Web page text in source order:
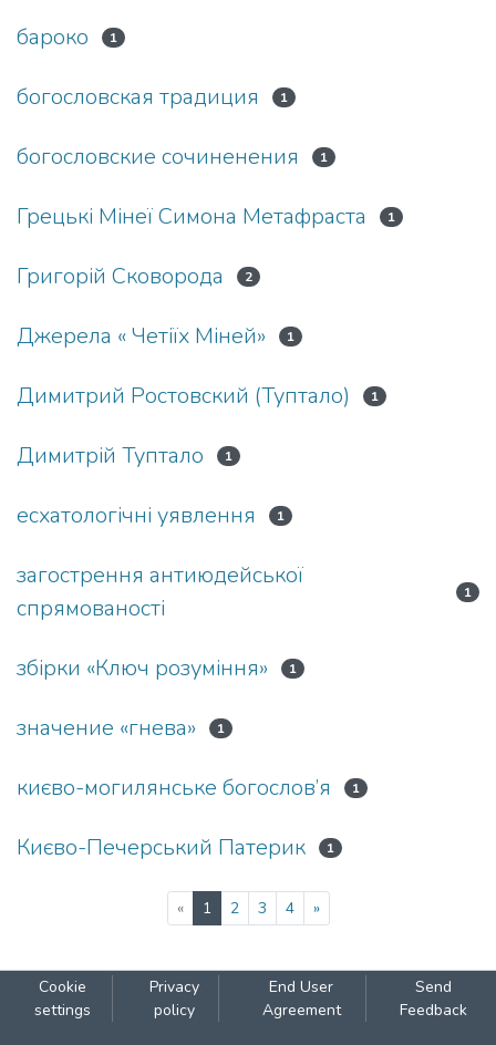
бароко 1
богословская традиция 1
богословские сочиненения 1
Грецькі Мінеї Симона Метафраста 1
Григорій Сковорода 2
Джерела « Четіїх Міней» 1
Димитрий Ростовский (Туптало) 1
Димитрій Туптало 1
есхатологічні уявлення 1
загострення антиюдейської
спрямованості
1
збірки «Ключ розуміння» 1
значение «гнева» 1
києво-могилянське богослов’я 1
Києво-Печерський Патерик 1
« 1(current)
2 3 4 »
Cookie
settings
Privacy
policy
End User
Agreement
Send
Feedback